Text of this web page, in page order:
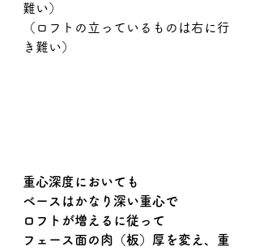
難い）
（ロフトの立っているものは右に行
き難い）
重心深度においても
ベースはかなり深い重心で
ロフトが増えるに従って
フェース面の肉（板）厚を変え、重